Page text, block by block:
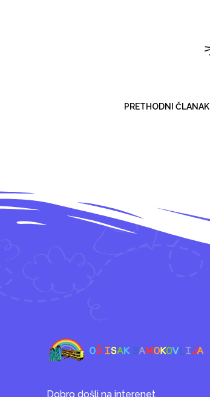
PRETHODNI ČLANAK
Dobro došli na interenet